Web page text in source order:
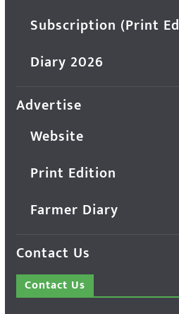
Subscription (Print
Diary 2026
Advertise
Website
Print Edition
Farmer Diary
Contact Us
Contact Us